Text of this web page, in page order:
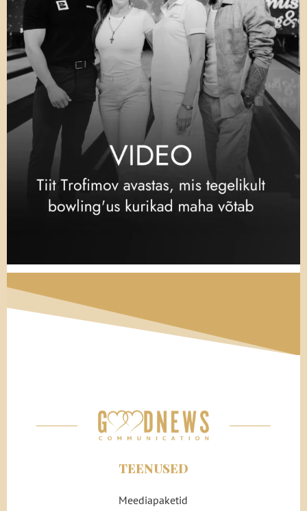
TEENUSED
Meediapaketid